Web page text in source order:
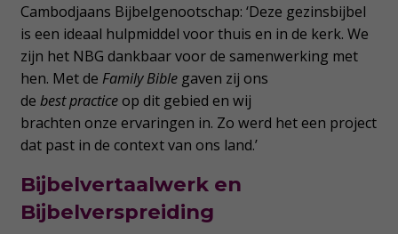
Cambodjaans Bijbelgenootschap: ‘Deze gezinsbijbel
is een ideaal hulpmiddel voor thuis en in de kerk. We
zijn het NBG dankbaar voor de samenwerking met
hen. Met de Family Bible gaven zij ons
de best practiceop dit gebied en wij
brachten onze ervaringen in. Zo werd het een project
dat past in de context van ons land.’
Bijbelvertaalwerk en
Bijbelverspreiding